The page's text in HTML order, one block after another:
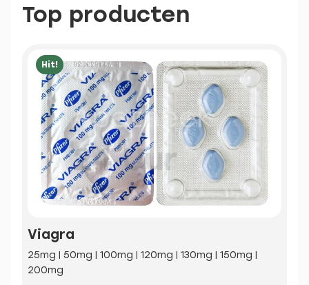
Top producten
Hit!
Viagra
25mg | 50mg | 100mg | 120mg | 130mg | 150mg |
200mg